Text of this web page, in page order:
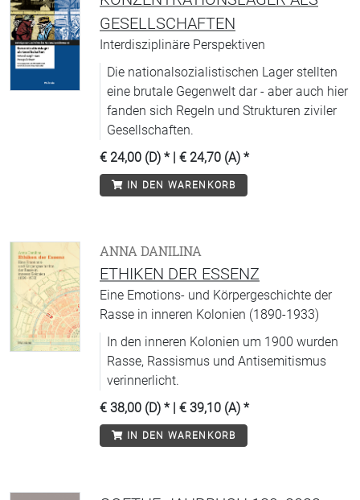
GESELLSCHAFTEN
Interdisziplinäre Perspektiven
Die nationalsozialistischen Lager stellten
eine brutale Gegenwelt dar - aber auch hier
fanden sich Regeln und Strukturen ziviler
Gesellschaften.
€ 24,00 (D) * | € 24,70 (A) *
IN DEN WARENKORB
ANNA DANILINA
ETHIKEN DER ESSENZ
Eine Emotions- und Körpergeschichte der
Rasse in inneren Kolonien (1890-1933)
In den inneren Kolonien um 1900 wurden
Rasse, Rassismus und Antisemitismus
verinnerlicht.
€ 38,00 (D) * | € 39,10 (A) *
IN DEN WARENKORB